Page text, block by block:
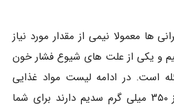
ها معمولا نیمی از مقدار مورد نیاز
و یکی از علت های شیوع فشار خون
است. در ادامه لیست مواد غذایی
حاوی پتاسیم بالا که بیش از ۳۵۰ میلی گرم سدیم دارند برای شما